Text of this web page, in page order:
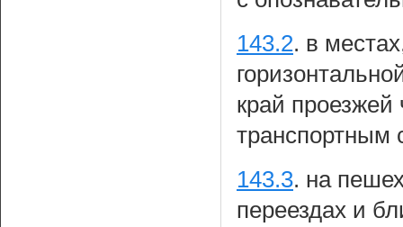
143.2. в
край
транспортным
143.3. на
переездах и